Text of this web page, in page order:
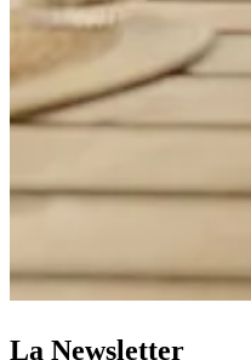
La Newsletter